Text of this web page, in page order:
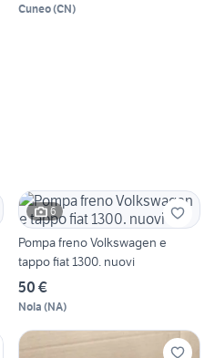
Cuneo(CN)
6
Pompa freno Volkswagen e
tappo fiat 1300. nuovi
50 €
Nola (NA)